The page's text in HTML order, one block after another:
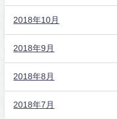
2018年10月
2018年9月
2018年8月
2018年7月